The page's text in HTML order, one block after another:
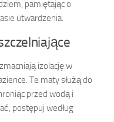
pamiętając o
utwardzenia.
izolację w
Te maty służą do
przed wodą i
postępuj według